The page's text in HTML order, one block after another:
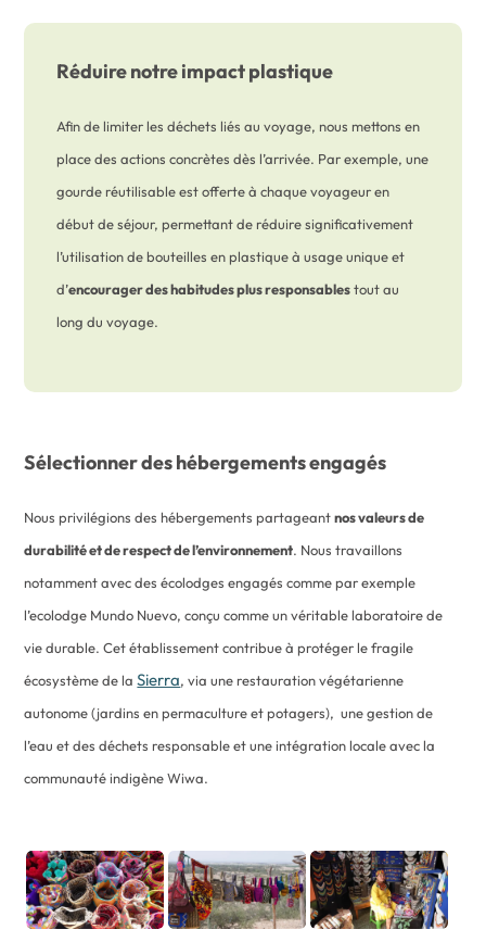
Réduire notre impact plastique
Afin de limiter les déchets liés au voyage, nous mettons en
place des actions concrètes dès l’arrivée. Par exemple, une
gourde réutilisable est offerte à chaque voyageur en
début de séjour, permettant de réduire significativement
l’utilisation de bouteilles en plastique à usage unique et
d’encourager des habitudes plus responsablestout au
long du voyage.
Sélectionner des hébergements engagés
Nous privilégions des hébergements partageantnos valeurs de
durabilité et de respect de l’environnement. Nous travaillons
notamment avec des écolodges engagés comme par exemple
l’ecolodge Mundo Nuevo, conçu comme un véritable laboratoire de
vie durable. Cet établissement contribue à protéger le fragile
écosystème de laSierra, via une restauration végétarienne
autonome (jardins en permaculture et potagers), une gestion de
l’eau et des déchets responsable et une intégration locale avec la
communauté indigène Wiwa.